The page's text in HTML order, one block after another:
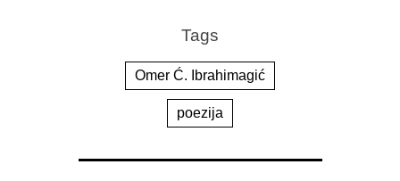
Tags
Omer Ć. Ibrahimagić
poezija